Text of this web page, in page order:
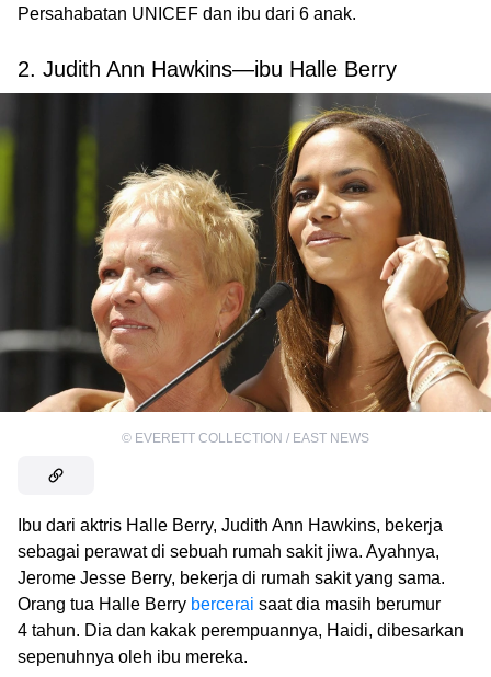
Persahabatan UNICEF dan ibu dari 6 anak.
2. Judith Ann Hawkins—ibu Halle Berry
© EVERETT COLLECTION / EAST NEWS
Ibu dari aktris Halle Berry, Judith Ann Hawkins, bekerja
sebagai perawat di sebuah rumah sakit jiwa. Ayahnya,
Jerome Jesse Berry, bekerja di rumah sakit yang sama.
Orang tua Halle Berry bercerai saat dia masih berumur
4 tahun. Dia dan kakak perempuannya, Haidi, dibesarkan
sepenuhnya oleh ibu mereka.